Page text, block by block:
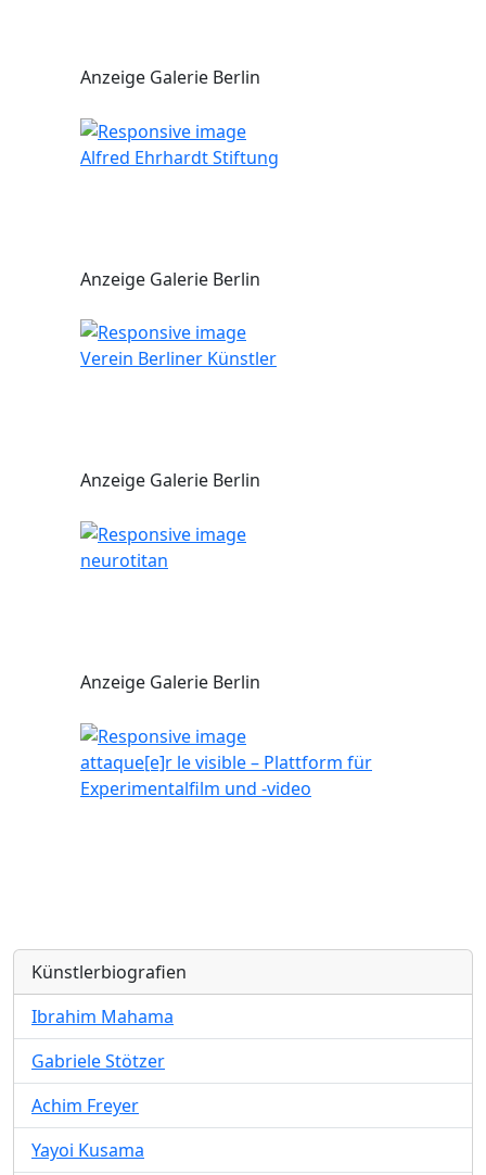
Anzeige Galerie Berlin
Alfred Ehrhardt Stiftung
Anzeige Galerie Berlin
Verein Berliner Künstler
Anzeige Galerie Berlin
neurotitan
Anzeige Galerie Berlin
attaque[e]r le visible – Plattform für
Experimentalfilm und -video
Künstlerbiografien
Ibrahim Mahama
Gabriele Stötzer
Achim Freyer
Yayoi Kusama